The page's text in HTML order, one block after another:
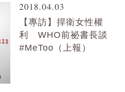
2018.04.03
【專訪】捍衛女性權
利 WHO前祕書長談
#MeToo（上報）